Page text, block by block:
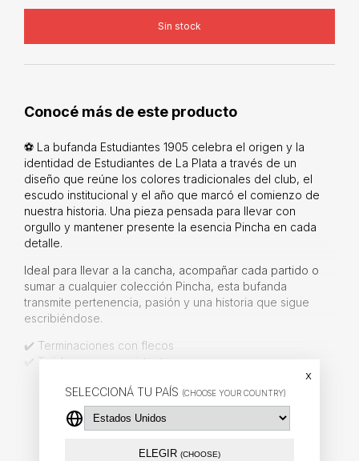
SELECCIONÁ TU PAÍS (CHOOSE YOUR COUNTRY)
x
ELEGIR (CHOOSE)
Conocé más de este producto
⚽ La bufanda Estudiantes 1905 celebra el origen y la
identidad de Estudiantes de La Plata a través de un
diseño que reúne los colores tradicionales del club, el
escudo institucional y el año que marcó el comienzo de
nuestra historia. Una pieza pensada para llevar con
orgullo y mantener presente la esencia Pincha en cada
detalle.
Ideal para llevar a la cancha, acompañar cada partido o
sumar a cualquier colección Pincha, esta bufanda
transmite pertenencia, pasión y una historia que sigue
escribiéndose.
✔️ Terminaciones con flecos
✔️ Tejido suave y resistente
VER MÁS